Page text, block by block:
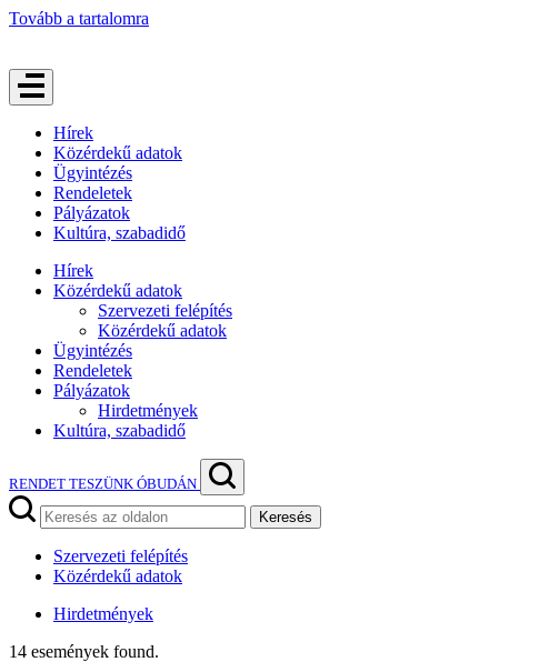
Tovább a tartalomra
Hírek
Közérdekű adatok
Ügyintézés
Rendeletek
Pályázatok
Kultúra, szabadidő
Hírek
Közérdekű adatok
Szervezeti felépítés
Közérdekű adatok
Ügyintézés
Rendeletek
Pályázatok
Hirdetmények
Kultúra, szabadidő
RENDET TESZÜNK ÓBUDÁN
Keresés
Szervezeti felépítés
Közérdekű adatok
Hirdetmények
14 események found.